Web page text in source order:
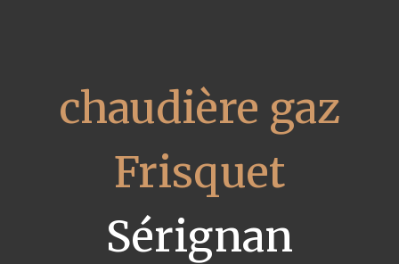
chaudière gaz
Frisquet
Sérignan